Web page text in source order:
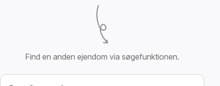
Find en anden ejendom via søgefunktionen.
Søg efter ejendom